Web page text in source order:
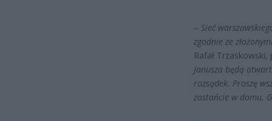
– Sieć
zgodnie ze
Rafał
Janusza będą
rozsądek. Proszę
zostańcie w domu.